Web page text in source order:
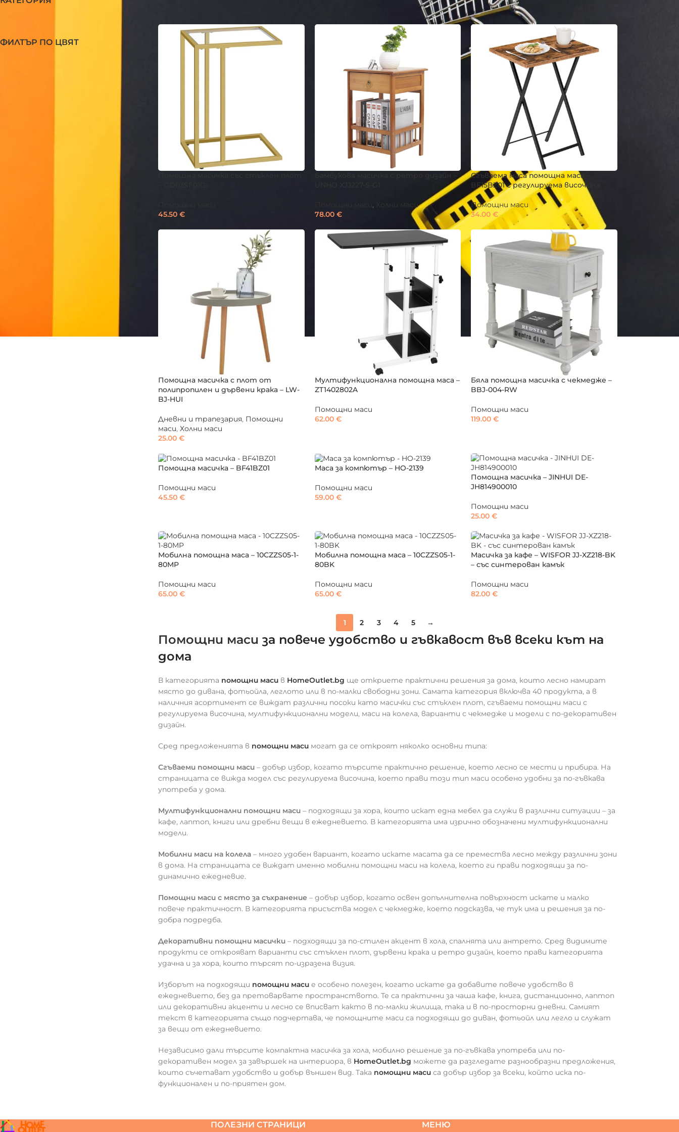
ФИЛТЪР ПО ЦВЯТ
45.50 €
,
Холни маси
78.00 €
Сгъваема маса помощна маса –
BF15BZ01 с регулируема височина
Помощни маси
34.00€
Помощна масичка с плот от
полипропилен и дървени крака – LW-
BJ-HUI
Дневни и трапезария, Помощни
маси, Холни маси
25.00 €
Мултифункционална помощна маса –
ZT1402802A
Помощни маси
62.00 €
Бяла помощна масичка с чекмедже –
BBJ-004-RW
Помощни маси
119.00€
Помощна масичка – BF41BZ01
Помощни маси
45.50 €
Маса за компютър – HO-2139
Помощни маси
59.00 €
Помощна масичка – JINHUI DE-
JH814900010
Помощни маси
25.00€
Мобилна помощна маса – 10CZZS05-1-
80MP
Помощни маси
65.00 €
Мобилна помощна маса – 10CZZS05-1-
80BK
Помощни маси
65.00 €
Масичка за кафе – WISFOR JJ-XZ218-BK
– със синтерован камък
Помощни маси
82.00€
1 2 3 4 5 →
Помощни маси за повече удобство и гъвкавост във всеки кът на
дома
В категорията помощни масив HomeOutlet.bg ще откриете практични решения за дома, които лесно намират
място до дивана, фотьойла, леглото или в по-малки свободни зони. Самата категория включва 40 продукта, а в
наличния асортимент се виждат различни посоки като масички със стъклен плот, сгъваеми помощни маси с
регулируема височина, мултифункционални модели, маси на колела, варианти с чекмедже и модели с по-декоративен
дизайн.
Сред предложенията в помощни масимогат да се откроят няколко основни типа:
Сгъваеми помощни маси– добър избор, когато търсите практично решение, което лесно се мести и прибира. На
страницата се вижда модел със регулируема височина, което прави този тип маси особено удобни за по-гъвкава
употреба у дома.
Мултифункционални помощни маси– подходящи за хора, които искат една мебел да служи в различни ситуации – за
кафе, лаптоп, книги или дребни вещи в ежедневието. В категорията има изрично обозначени мултифункционални
модели.
Мобилни маси на колела– много удобен вариант, когато искате масата да се премества лесно между различни зони
в дома. На страницата се виждат именно мобилни помощни маси на колела, което ги прави подходящи за по-
динамично ежедневие.
Помощни маси с място за съхранение – добър избор, когато освен допълнителна повърхност искате и малко
повече практичност. В категорията присъства модел с чекмедже, което подсказва, че тук има и решения за по-
добра подредба.
Декоративни помощни масички– подходящи за по-стилен акцент в хола, спалнята или антрето. Сред видимите
продукти се открояват варианти със стъклен плот, дървени крака и ретро дизайн, което прави категорията
удачна и за хора, които търсят по-изразена визия.
Изборът на подходящи помощни масие особено полезен, когато искате да добавите повече удобство в
ежедневието, без да претоварвате пространството. Те са практични за чаша кафе, книга, дистанционно, лаптоп
или декоративни акценти и лесно се вписват както в по-малки жилища, така и в по-просторни дневни. Самият
текст в категорията също подчертава, че помощните маси са подходящи до диван, фотьойл или легло и служат
за вещи от ежедневието.
Независимо дали търсите компактна масичка за хола, мобилно решение за по-гъвкава употреба или по-
декоративен модел за завършек на интериора, в HomeOutlet.bg можете да разгледате разнообразни предложения,
които съчетават удобство и добър външен вид. Така помощни масиса добър избор за всеки, който иска по-
функционален и по-приятен дом.
ПОЛЕЗНИ СТРАНИЦИ МЕНЮ